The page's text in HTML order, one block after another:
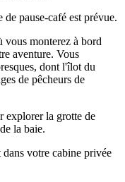
pause-café est prévue.
vous monterez à bord
aventure. Vous
dont l'îlot du
de pêcheurs de
explorer la grotte de
la baie.
votre cabine privée